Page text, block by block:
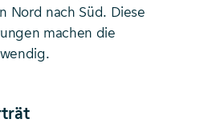
Nord nach Süd. Diese
machen die